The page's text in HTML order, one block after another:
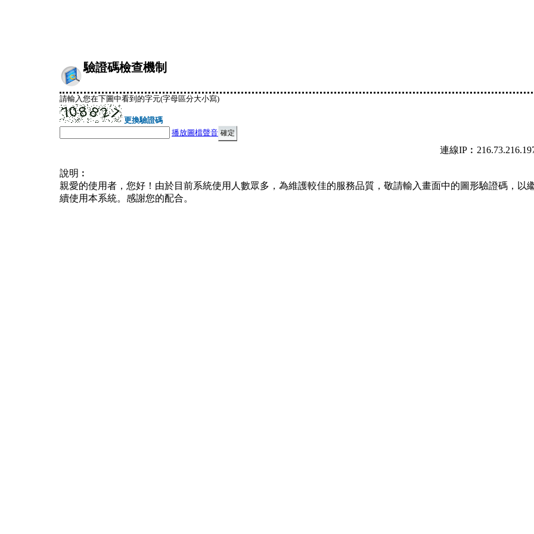
驗證碼檢查機制
請輸入您在下圖中看到的字元(字母區分大小寫)
更換驗證碼
播放圖檔聲音
連線
說明︰
親愛的使用者，您好！由於目前系統使用人數眾多，為維護較佳的服務品質，敬請輸入畫面中的圖形驗證碼，以
續使用本系統。感謝您的配合。